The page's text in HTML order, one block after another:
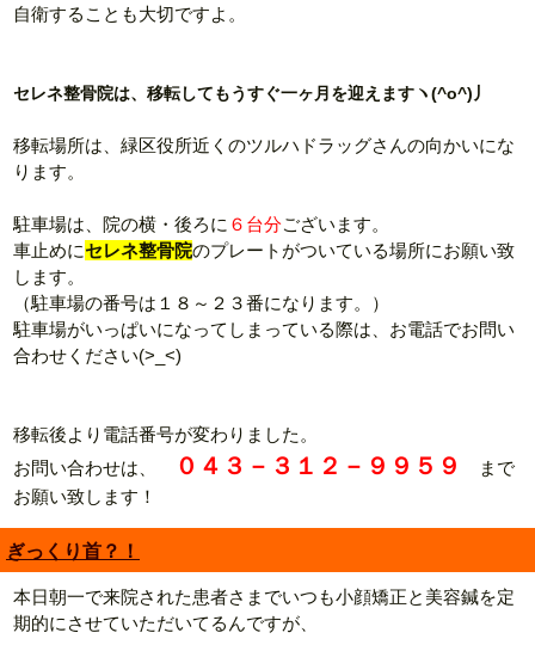
自衛することも大切ですよ。
セレネ整骨院は、移転してもうすぐ一ヶ月を迎えますヽ(^o^)丿
移転場所は、緑区役所近くのツルハドラッグさんの向かいにな
ります。
駐車場は、院の横・後ろに ６台分ございます。
車止めにセレネ整骨院のプレートがついている場所にお願い致
します。
（駐車場の番号は１８～２３番になります。）
駐車場がいっぱいになってしまっている際は、お電話でお問い
合わせください(>_<)
移転後より電話番号が変わりました。
お問い合わせは、
０４３－３１２－９９５９
まで
お願い致します！
ぎっくり首？！
本日朝一で来院された患者さまでいつも小顔矯正と美容鍼を定
期的にさせていただいてるんですが、